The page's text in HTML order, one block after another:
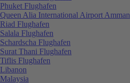
Phuket Flughafen
Queen Alia International Airport Amman
Riad Flughafen
Salala Flughafen
Schardscha Flughafen
Surat Thani Flughafen
Tiflis Flughafen
Libanon
Malaysia